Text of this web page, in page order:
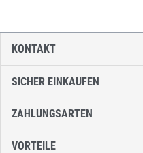
SICHER EINKAUFEN
ZAHLUNGSARTEN
VORTEILE
KONTAKT